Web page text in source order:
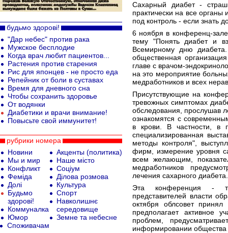
Сахарный диабет -
практически на все
под контроль - если знать
6 ноября в конференц-
тему "Понять диабет и
Всемирному дню
общественная
главе с врачом-
на это мероприятие
медработников и всех
Присутствующие на
тревожных симптомах
обследования, прослушав
ознакомятся с
в крови. В частности, в
специализированная
методы контроля",
фирм, измерение уровня
всем желающим,
медработников
лечения сахарного диабета.
Эта конференция -
представителей власти
октября облсовет
предполагает активное
проблем,
информировании
будьмо здорові!
"Дар небес" против рака
Мужское бесплодие
Когда врач любит пациентов...
Растения против старения
Рис для японцев - не просто еда
Репейник от боли в суставах
Время для дневного сна
Чтобы сохранить здоровье
От водянки
Диабетики и врачи внимание!
Повысьте свой иммунитет!
рубрики номера
Новини
Мы и мир
Конфликт
Феміда
Долі
Будьмо
здорові!
Коммуналка
Юмор
Акценты (политика)
Наше місто
Соціум
Ділова розмова
Культура
Спорт
Навколишнє
середовище
Земне та небесне
Споживачам